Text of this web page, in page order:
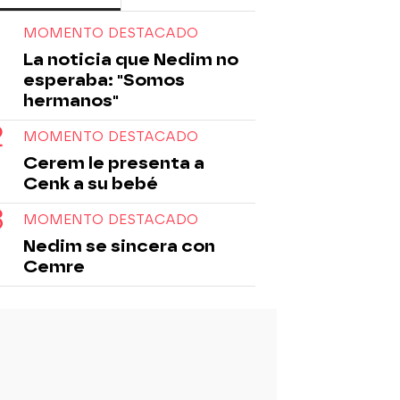
MOMENTO DESTACADO
La noticia que Nedim no
esperaba: "Somos
hermanos"
MOMENTO DESTACADO
Cerem le presenta a
Cenk a su bebé
MOMENTO DESTACADO
Nedim se sincera con
Cemre